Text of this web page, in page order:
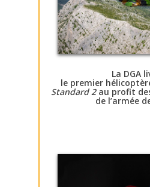
La DGA
le premier
Standard 2au profit
de l’armée